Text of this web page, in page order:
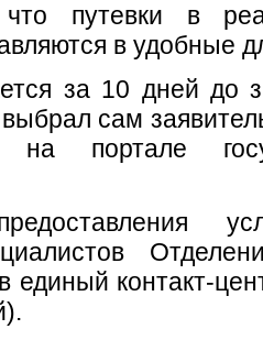
путевки в
в удобные
за 10 дней до
сам
на портале
единый контакт-